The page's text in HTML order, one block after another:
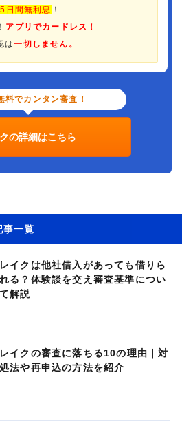
日間無利息
！
アプリでカードレス！
は一切しません。
料でカンタン審査！
の詳細はこちら
事一覧
レイクは他社借入があっても借りら
れる？体験談を交え審査基準につい
て解説
レイクの審査に落ちる10の理由｜対
処法や再申込の方法を紹介